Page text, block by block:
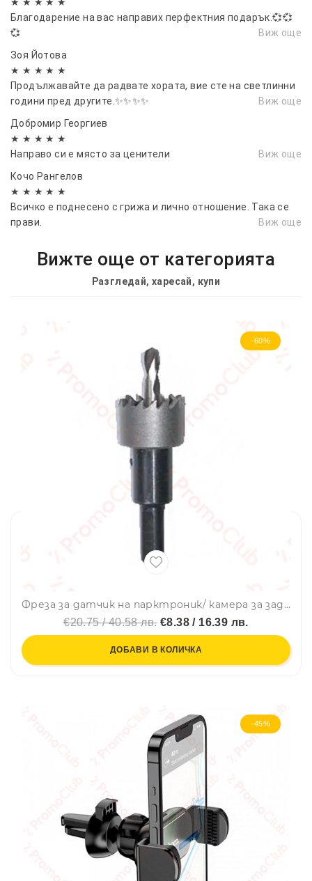
Благодарение на вас направих перфектния подарък.💞💞
💞
Виж още
Зоя Йотова
★ ★ ★ ★ ★
Продължавайте да радвате хората, вие сте на светлинни
години пред другите.✨✨✨✨
Виж още
Добромир Георгиев
★ ★ ★ ★ ★
Направо си е място за ценители
Виж още
Кочо Рангелов
★ ★ ★ ★ ★
Всичко е поднесено с грижа и лично отношение. Така се
прави.
Виж още
Вижте още от категорията
Разгледай, харесай, купи
-60%
Фреза за датчик на парктроник/ камера за задно виждане
€20.75 / 40.58 лв.€8.38 / 16.39 лв.
ДОБАВИ В КОЛИЧКА
-45%